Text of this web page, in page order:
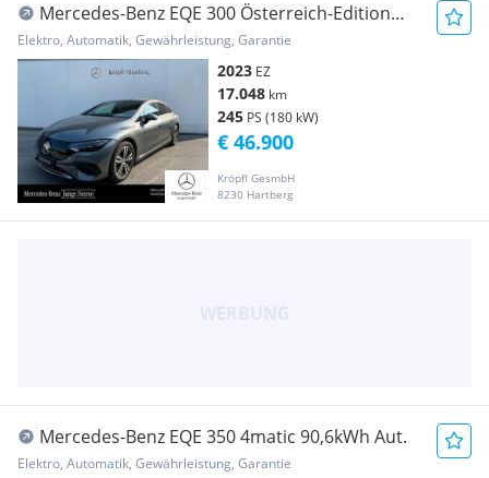
Mercedes-Benz EQE 300 Österreich-Edition
MBUX Navi Distr RKam
Elektro, Automatik, Gewährleistung, Garantie
2023 EZ
17.048 km
245 PS (180 kW)
Kröpfl GesmbH
8230 Hartberg
€ 46.900
Mercedes-Benz EQE 350 4matic 90,6kWh Aut.
Elektro, Automatik, Gewährleistung, Garantie